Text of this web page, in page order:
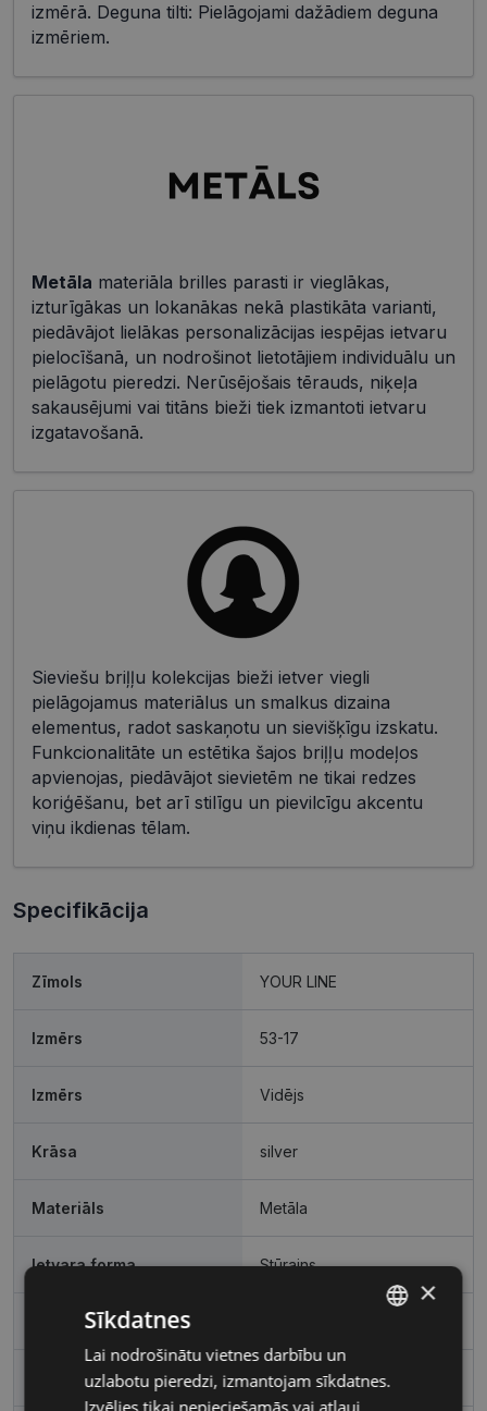
izmērā. Deguna tilti: Pielāgojami dažādiem deguna
izmēriem.
Metāla materiāla brilles parasti ir vieglākas,
izturīgākas un lokanākas nekā plastikāta varianti,
piedāvājot lielākas personalizācijas iespējas ietvaru
pielocīšanā, un nodrošinot lietotājiem individuālu un
pielāgotu pieredzi. Nerūsējošais tērauds, niķeļa
sakausējumi vai titāns bieži tiek izmantoti ietvaru
izgatavošanā.
Sieviešu briļļu kolekcijas bieži ietver viegli
pielāgojamus materiālus un smalkus dizaina
elementus, radot saskaņotu un sievišķīgu izskatu.
Funkcionalitāte un estētika šajos briļļu modeļos
apvienojas, piedāvājot sievietēm ne tikai redzes
koriģēšanu, bet arī stilīgu un pievilcīgu akcentu
viņu ikdienas tēlam.
Specifikācija
Zīmols YOUR LINE
Izmērs 53-17
Izmērs Vidējs
Krāsa silver
Materiāls Metāla
Ietvara forma Stūrains
Pircēju grupa
Lēcas platums, mm 53
RUSSIAN
×
Sīkdatnes
Lai nodrošinātu vietnes darbību un
uzlabotu pieredzi, izmantojam sīkdatnes.
Izvēlies tikai nepieciešamās vai atļauj